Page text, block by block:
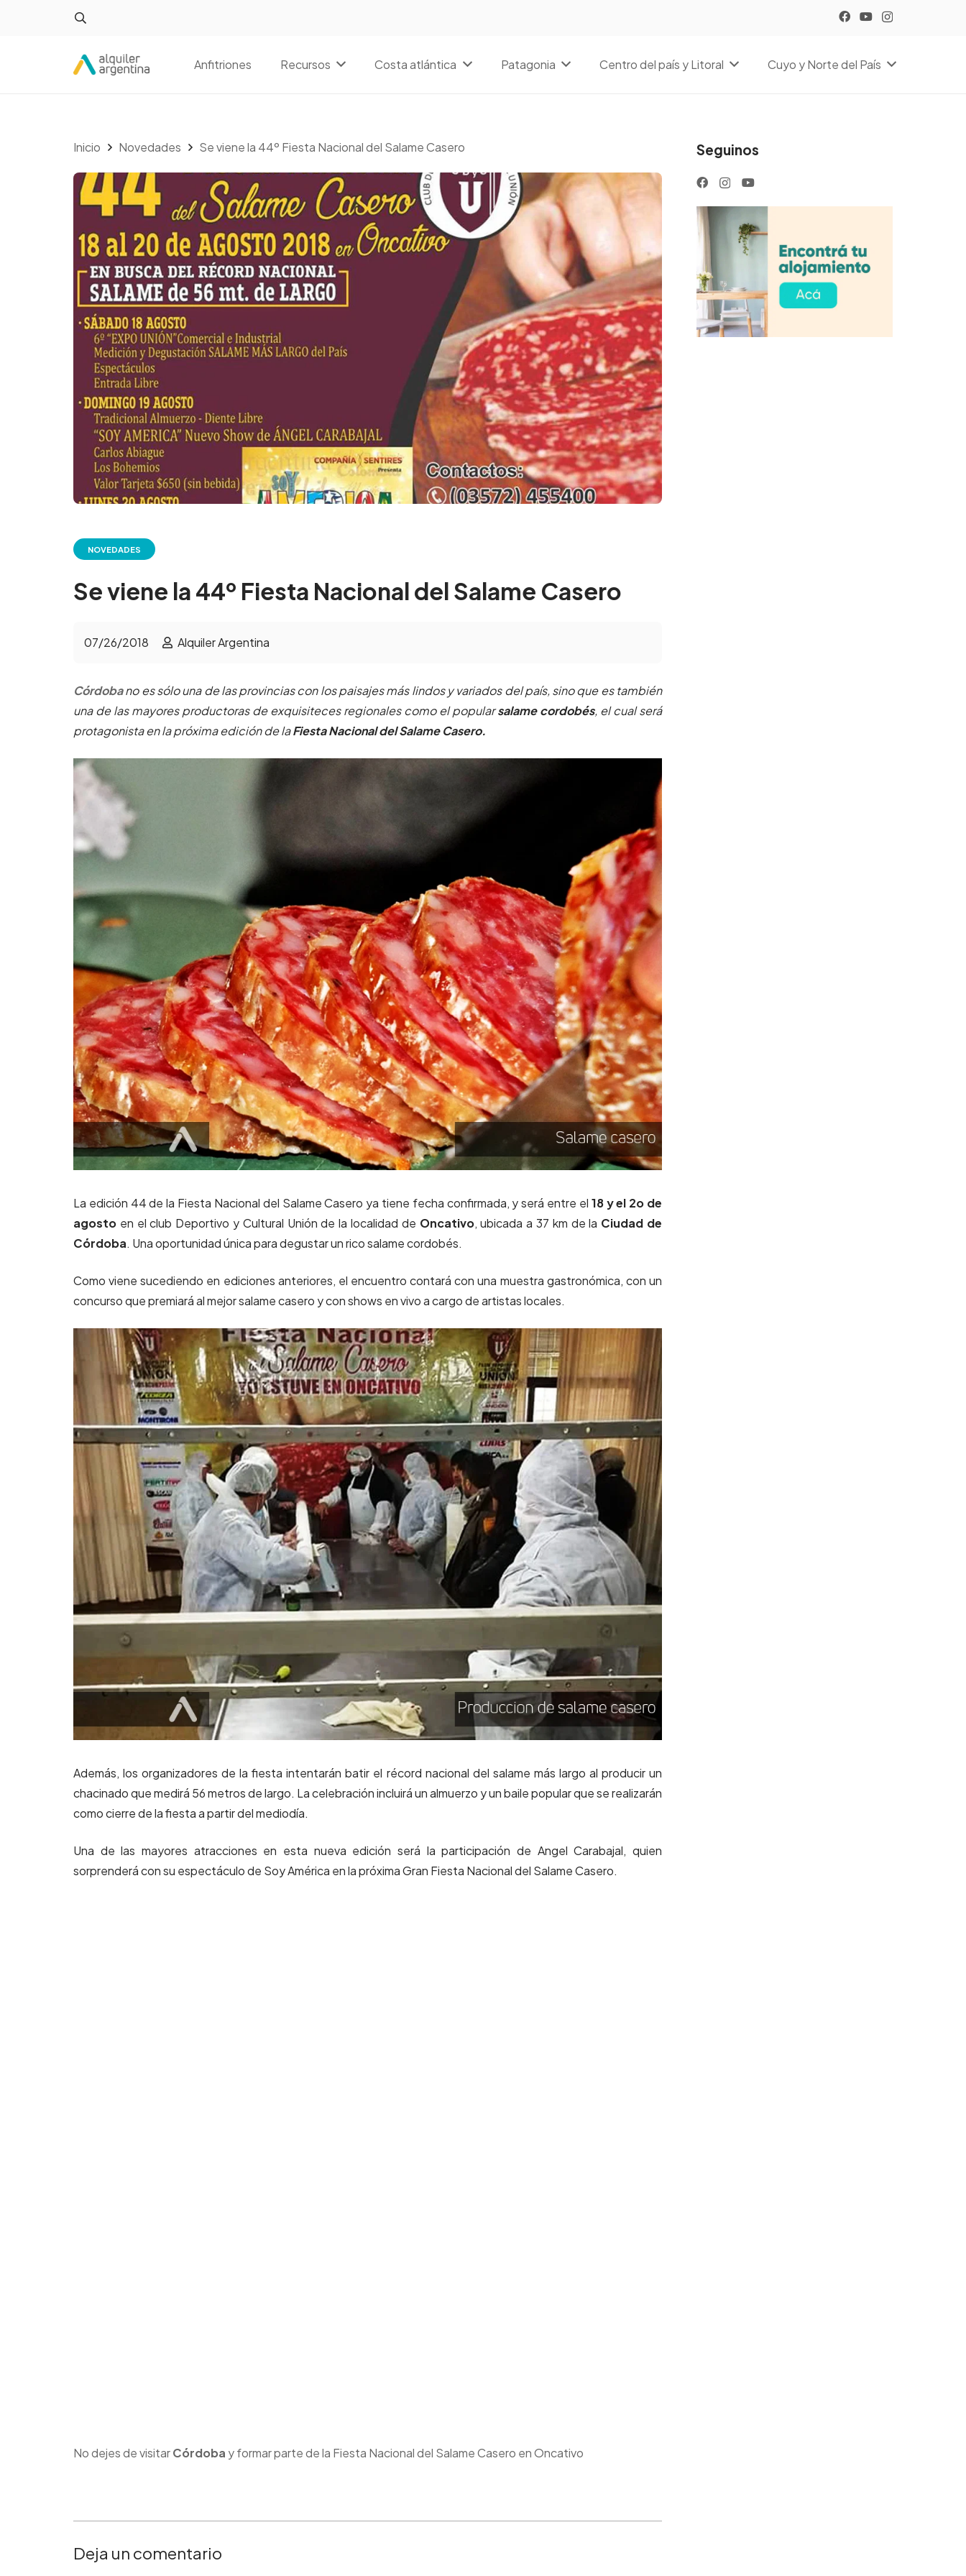
Anfitriones Recursos Costa atlántica Patagonia Centro del país y Litoral Cuyo y Norte del País
Inicio Novedades Se viene la 44º Fiesta Nacional del Salame Casero
NOVEDADES
Se viene la 44º Fiesta Nacional del Salame Casero
07/26/2018 Alquiler Argentina
Córdobano es sólo una de las provincias con los paisajes más lindos y variados del país, sino que es también
una de las mayores productoras de exquisiteces regionales como el popularsalame cordobés, el cual será
protagonista en la próxima edición de laFiesta Nacional del Salame Casero.
La edición 44 de la Fiesta Nacional del Salame Casero ya tiene fecha confirmada, y será entre el 18 y el 2o de
agosto en el club Deportivo y Cultural Unión de la localidad de Oncativo, ubicada a 37 km de la Ciudad de
Córdoba. Una oportunidad única para degustar un rico salame cordobés.
Como viene sucediendo en ediciones anteriores, el encuentro contará con una muestra gastronómica, con un
concurso que premiará al mejor salame casero y con shows en vivo a cargo de artistas locales.
Además, los organizadores de la fiesta intentarán batir el récord nacional del salame más largo al producir un
chacinado que medirá 56 metros de largo. La celebración incluirá un almuerzo y un baile popular que se realizarán
como cierre de la fiesta a partir del mediodía.
Una de las mayores atracciones en esta nueva edición será la participación de Angel Carabajal, quien
sorprenderá con su espectáculo de Soy América en la próxima Gran Fiesta Nacional del Salame Casero.
No dejes de visitarCórdoba y formar parte de la Fiesta Nacional del Salame Casero en Oncativo
Deja un comentario
Seguinos